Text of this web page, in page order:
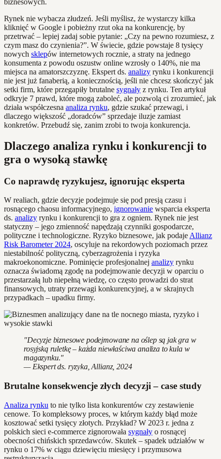
Rynek nie wybacza złudzeń. Jeśli myślisz, że wystarczy kilka
kliknięć w Google i pobieżny rzut oka na konkurencję, by
przetrwać – lepiej zadaj sobie pytanie: „Czy na pewno rozumiesz, z
czym masz do czynienia?”. W świecie, gdzie powstaje 8 tysięcy
nowych sklepów internetowych rocznie, a straty na jednego
konsumenta z powodu oszustw online wzrosły o 140%, nie ma
miejsca na amatorszczyznę. Ekspert ds. analizy rynku i konkurencji
nie jest już fanaberią, a koniecznością, jeśli nie chcesz skończyć jak
setki firm, które przegapiły brutalne sygnały z rynku. Ten artykuł
odkryje 7 prawd, które mogą zaboleć, ale pozwolą ci zrozumieć, jak
działa współczesna analiza rynku, gdzie szukać przewagi, i
dlaczego większość „doradców” sprzedaje iluzje zamiast
konkretów. Przebudź się, zanim zrobi to twoja konkurencja.
Dlaczego analiza rynku i konkurencji to
gra o wysoką stawkę
Co naprawdę ryzykujesz, ignorując eksperta
W realiach, gdzie decyzje podejmuje się pod presją czasu i
rosnącego chaosu informacyjnego, ignorowanie wsparcia eksperta
ds. analizy rynku i konkurencji to gra z ogniem. Rynek nie jest
statyczny – jego zmienność napędzają czynniki gospodarcze,
polityczne i technologiczne. Ryzyko biznesowe, jak podaje Allianz
Risk Barometer 2024, oscyluje na rekordowych poziomach przez
niestabilność polityczną, cyberzagrożenia i ryzyka
makroekonomiczne. Pominięcie profesjonalnej analizy rynku
oznacza świadomą zgodę na podejmowanie decyzji w oparciu o
przestarzałą lub niepełną wiedzę, co często prowadzi do strat
finansowych, utraty przewagi konkurencyjnej, a w skrajnych
przypadkach – upadku firmy.
"Decyzje biznesowe podejmowane na oślep są jak gra w
rosyjską ruletkę – każda niewłaściwa analiza to kula w
magazynku."
— Ekspert ds. ryzyka, Allianz, 2024
Brutalne konsekwencje złych decyzji – case study
Analiza rynku to nie tylko lista konkurentów czy zestawienie
cenowe. To kompleksowy proces, w którym każdy błąd może
kosztować setki tysięcy złotych. Przykład? W 2023 r. jedna z
polskich sieci e-commerce zignorowała sygnały o rosnącej
obecności chińskich sprzedawców. Skutek – spadek udziałów w
rynku o 17% w ciągu dziewięciu miesięcy i przymusowa